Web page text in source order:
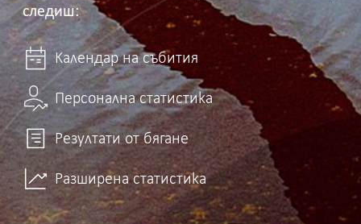
следиш:
Календар на събития
Персонална статистика
Резултати от бягане
Разширена статистика